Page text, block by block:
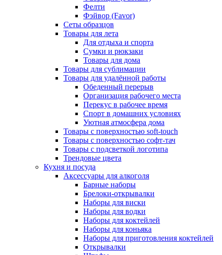
Фелти
Фэйвор (Favor)
Сеты образцов
Товары для лета
Для отдыха и спорта
Сумки и рюкзаки
Товары для дома
Товары для сублимации
Товары для удалённой работы
Обеденный перерыв
Организация рабочего места
Перекус в рабочее время
Спорт в домашних условиях
Уютная атмосфера дома
Товары с поверхностью soft-touch
Товары с поверхностью софт-тач
Товары с подсветкой логотипа
Трендовые цвета
Кухня и посуда
Аксессуары для алкоголя
Барные наборы
Брелоки-открывалки
Наборы для виски
Наборы для водки
Наборы для коктейлей
Наборы для коньяка
Наборы для приготовления коктейлей
Открывалки